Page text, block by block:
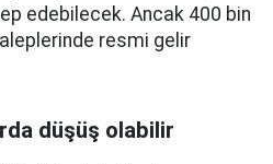
edebilecek. Ancak 400 bin
resmi gelir
düşüş olabilir